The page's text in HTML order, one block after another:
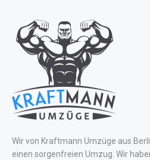
Wir von Kraftmann Umzüge aus
einen sorgenfreien Umzug. Wir